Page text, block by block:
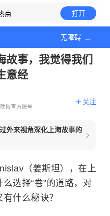
点 打开
无障碍
故事，我觉得我们
意经
报官方账号
关注
外来视角深化上海故事的
（姜斯坦），在上
选择“卷”的道路，对
什么秘诀？